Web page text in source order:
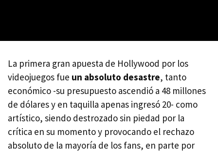
La primera gran apuesta de Hollywood por los
videojuegos fue un absoluto desastre, tanto
económico -su presupuesto ascendió a 48 millones
de dólares y en taquilla apenas ingresó 20- como
artístico, siendo destrozado sin piedad por la
crítica en su momento y provocando el rechazo
absoluto de la mayoría de los fans, en parte por